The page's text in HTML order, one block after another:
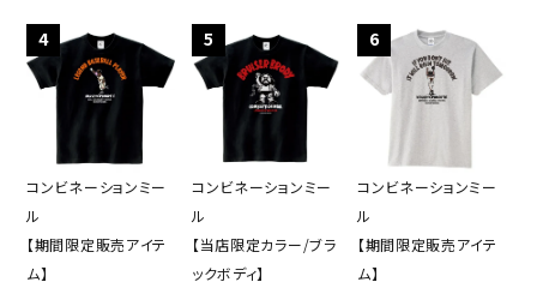
4
コンビネーションミー
ル
【期間限定販売アイテ
ム】
5
コンビネーションミー
ル
【当店限定カラー/ブラ
ックボディ】
6
コンビネーションミー
ル
【期間限定販売アイテ
ム】